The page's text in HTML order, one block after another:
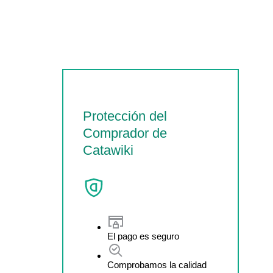
Protección del
Comprador de
Catawiki
El pago es seguro
Comprobamos la calidad